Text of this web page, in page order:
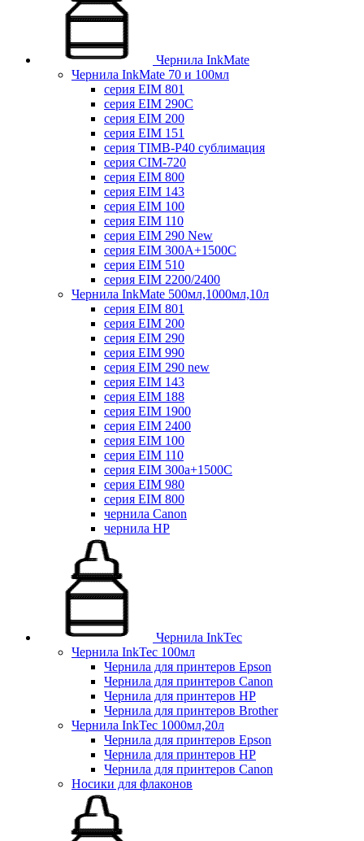
Чернила InkMate
Чернила InkMate 70 и 100мл
серия EIM 801
серия EIM 290C
серия EIM 200
серия EIM 151
серия TIMB-P40 сублимация
серия CIM-720
серия EIM 800
серия EIM 143
серия EIM 100
серия EIM 110
серия EIM 290 New
серия EIM 300А+1500С
серия EIM 510
серия EIM 2200/2400
Чернила InkMate 500мл,1000мл,10л
серия EIM 801
серия EIM 200
серия EIM 290
серия EIM 990
серия EIM 290 new
серия EIM 143
серия EIM 188
серия EIM 1900
серия EIM 2400
серия EIM 100
серия EIM 110
серия EIM 300a+1500C
серия EIM 980
серия EIM 800
чернила Canon
чернила HP
Чернила InkTec
Чернила InkTec 100мл
Чернила для принтеров Epson
Чернила для принтеров Canon
Чернила для принтеров HP
Чернила для принтеров Brother
Чернила InkTec 1000мл,20л
Чернила для принтеров Epson
Чернила для принтеров HP
Чернила для принтеров Canon
Носики для флаконов